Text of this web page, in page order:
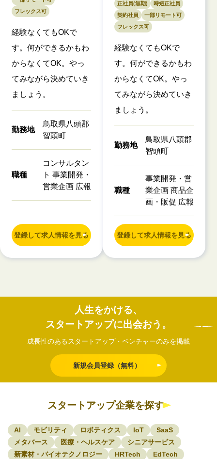
フレックス可
経験なくてもOKで
す。何ができるかもわ
からなくてOK。やっ
てみながら決めていき
ましょう。
勤務地
鳥取県八頭郡
智頭町
職種
コンサルタン
ト 事業開発・
営業企画 広報
登録して求人情報を見る
正社員(無期)
時短正社員
契約社員
一部リモート可
フレックス可
経験なくてもOKで
す。何ができるかもわ
からなくてOK。やっ
てみながら決めていき
ましょう。
勤務地
鳥取県八頭郡
智頭町
職種
事業開発・営
業企画 商品企
画・販促 広報
登録して求人情報を見る
人生をかける、
スタートアップに出会おう。
成長性のあるスタートアップ・ベンチャーのみを掲載
新規会員登録（無料）
スタートアップ企業を探す
AI モビリティ ロボティクス IoT
SaaS
メタバース
医療・ヘルスケア
シニアサービス
新素材・バイオテクノロジー
HRTech
EdTech